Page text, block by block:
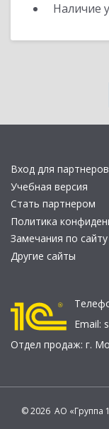
Наличие
Вход для
Учебная версия
Стать партнером
Политика
Замечания по сайту
Другие сайты
Email:
Отдел продаж: г.
© 2026 АО «Группа